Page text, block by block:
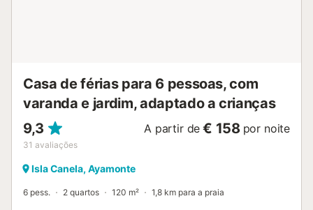
Casa de férias para 6 pessoas, com
varanda e jardim, adaptado a crianças
9,3
31 avaliações
A partir de € 158 por noite
Isla Canela, Ayamonte
6 pess. 2 quartos 120 m² 1,8 km para a praia